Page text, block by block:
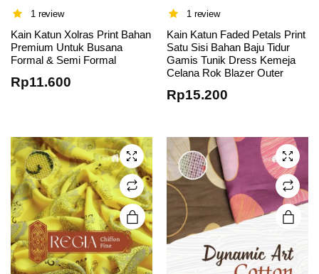
1 review
Kain Katun Xolras Print Bahan
Premium Untuk Busana
Formal & Semi Formal
Rp11.600
1 review
Kain Katun Faded Petals Print
Satu Sisi Bahan Baju Tidur
Gamis Tunik Dress Kemeja
Celana Rok Blazer Outer
Rp15.200
This
The
options
may be
chosen
on the
product
page
This
product
The
options
may be
chosen
on the
product
page